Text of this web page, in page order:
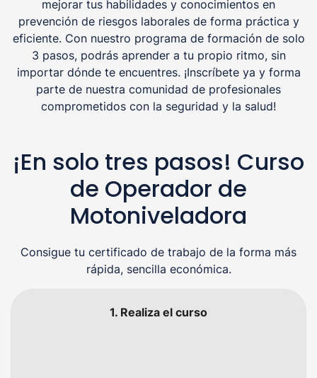
mejorar tus habilidades y conocimientos en
prevención de riesgos laborales de forma práctica y
eficiente. Con nuestro programa de formación de solo
3 pasos, podrás aprender a tu propio ritmo, sin
importar dónde te encuentres. ¡Inscríbete ya y forma
parte de nuestra comunidad de profesionales
comprometidos con la seguridad y la salud!
¡En solo tres pasos! Curso
de Operador de
Motoniveladora
Consigue tu certificado de trabajo de la forma más
rápida, sencilla económica.
1. Realiza el curso